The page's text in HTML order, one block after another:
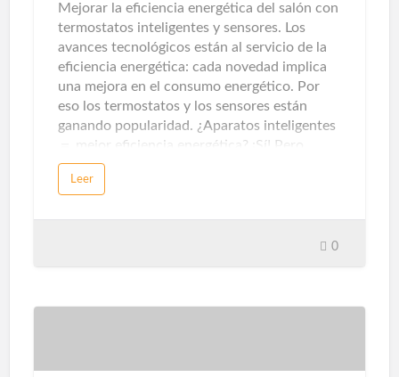
Mejorar la eficiencia energética del salón con
termostatos inteligentes y sensores. Los
avances tecnológicos están al servicio de la
eficiencia energética: cada novedad implica
una mejora en el consumo energético. Por
eso los termostatos y los sensores están
ganando popularidad. ¿Aparatos inteligentes
＝ mejor eficiencia energética? ¡Sí! Pero…
para que un electrodoméstico, un artefacto
eléctrico o aparato electrónico se considere
poder gestionarse y automatizarse desde
Leer
0